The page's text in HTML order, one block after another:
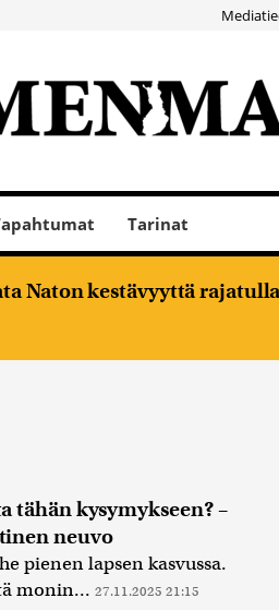
Tarinat
Naton kestävyyttä
tähän kysymykseen? –
neuvo
pienen lapsen kasvussa.
monin... 27.11.2025 21:15